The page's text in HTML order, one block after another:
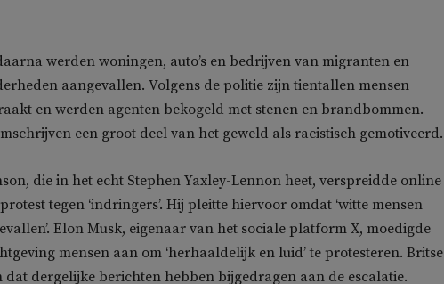
werden woningen, auto’s en bedrijven van migranten en
aangevallen. Volgens de politie zijn tientallen mensen
en werden agenten bekogeld met stenen en brandbommen.
een groot deel van het geweld als racistisch gemotiveerd.
die in het echt Stephen Yaxley-Lennon heet, verspreidde online
tegen ‘indringers’. Hij pleitte hiervoor omdat ‘witte mensen
Elon Musk, eigenaar van het sociale platform X, moedigde
mensen aan om ‘herhaaldelijk en luid’ te protesteren. Britse
dergelijke berichten hebben bijgedragen aan de escalatie.